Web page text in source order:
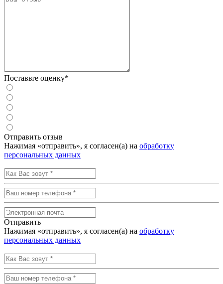
Поставьте оценку*
Отправить отзыв
Нажимая «отправить», я согласен(а) на обработку
персональных данных
Отправить
Нажимая «отправить», я согласен(а) на обработку
персональных данных